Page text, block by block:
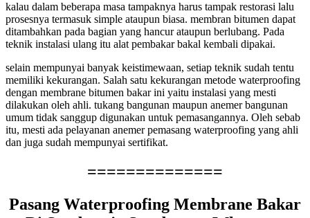
kalau dalam beberapa masa tampaknya harus tampak restorasi lalu
prosesnya termasuk simple ataupun biasa. membran bitumen dapat
ditambahkan pada bagian yang hancur ataupun berlubang. Pada
teknik instalasi ulang itu alat pembakar bakal kembali dipakai.
selain mempunyai banyak keistimewaan, setiap teknik sudah tentu
memiliki kekurangan. Salah satu kekurangan metode waterproofing
dengan membrane bitumen bakar ini yaitu instalasi yang mesti
dilakukan oleh ahli. tukang bangunan maupun anemer bangunan
umum tidak sanggup digunakan untuk pemasangannya. Oleh sebab
itu, mesti ada pelayanan anemer pemasang waterproofing yang ahli
dan juga sudah mempunyai sertifikat.
==============
Pasang Waterproofing Membrane Bakar